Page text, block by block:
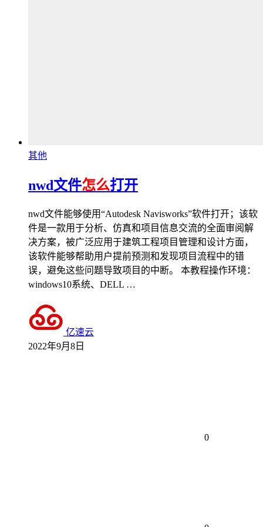
其他
nwd文件怎么打开
nwd文件能够使用“Autodesk Navisworks”软件打开；该软
件是一款用于分析、仿真和项目信息交流的全面审阅解
决方案，被广泛应用于建筑工程项目管理和设计方面，
该软件能够帮助用户提前预测和发现项目流程中的错
误，避免这些问题导致项目的中断。 本教程操作环境：
windows10系统、DELL …
亿速云
2022年9月8日
0